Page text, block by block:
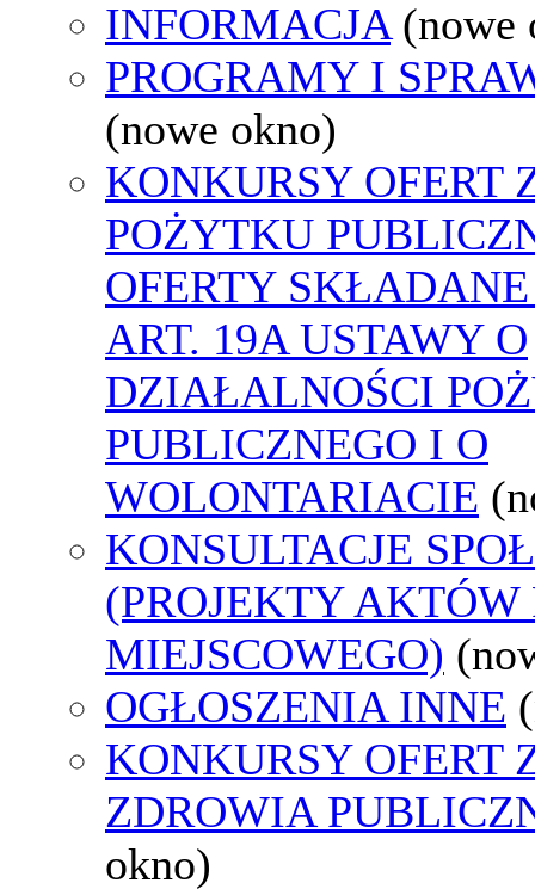
INFORMACJA (nowe
PROGRAMY I
(nowe okno)
KONKURSY OFERT
POŻYTKU
OFERTY
ART. 19A USTAWY O
DZIAŁALNOŚCI
PUBLICZNEGO I O
WOLONTARIACIE
KONSULTACJE
(PROJEKTY AKTÓW
MIEJSCOWEGO)
OGŁOSZENIA INNE
KONKURSY OFERT
ZDROWIA
okno)